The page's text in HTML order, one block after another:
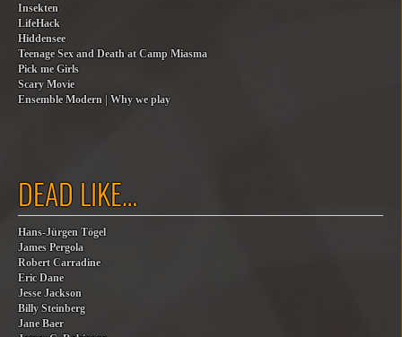
Insekten
LifeHack
Hiddensee
Teenage Sex and Death at Camp Miasma
Pick me Girls
Scary Movie
Ensemble Modern | Why we play
DEAD LIKE…
Hans-Jürgen Tögel
James Pergola
Robert Carradine
Eric Dane
Jesse Jackson
Billy Steinberg
Jane Baer